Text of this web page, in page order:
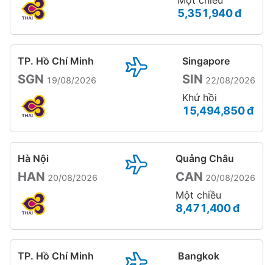
5,351,940 đ
TP. Hồ Chí Minh
SGN 19/08/2026
Singapore
SIN 22/08/2026
Khứ hồi
15,494,850 đ
Hà Nội
HAN 20/08/2026
Quảng Châu
CAN 20/08/2026
Một chiều
8,471,400 đ
TP. Hồ Chí Minh Bangkok